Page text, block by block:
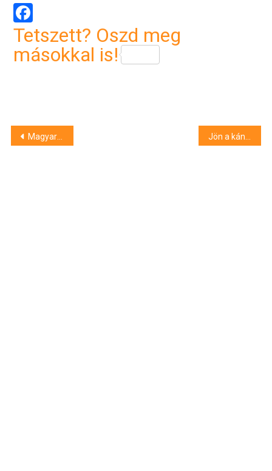
Facebook
Tetszett? Oszd meg
másokkal is!
Bejegyzés
Magyar Péter: újraindítjuk a visegrádi együttműködést